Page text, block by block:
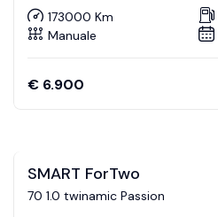
173000 Km
Manuale
€ 6.900
SMART ForTwo
70 1.0 twinamic Passion